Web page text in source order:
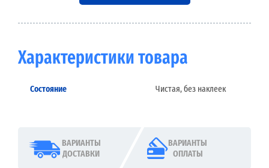
Характеристики товара
Состояние Чистая, без наклеек
ВАРИАНТЫ
ДОСТАВКИ
ВАРИАНТЫ
ОПЛАТЫ